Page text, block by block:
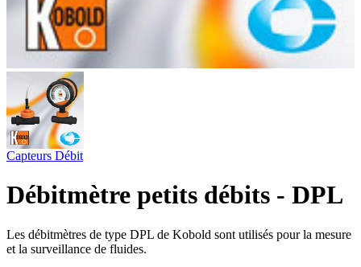
Capteurs Débit
Débitmètre petits débits - DPL
Les débitmètres de type DPL de Kobold sont utilisés pour la mesure
et la surveillance de fluides.